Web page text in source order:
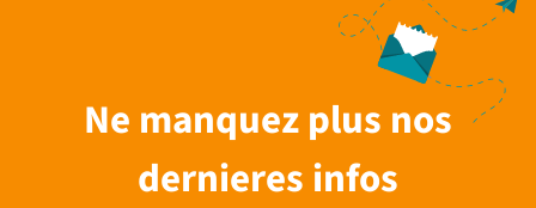
Ne manquez plus nos
dernieres infos